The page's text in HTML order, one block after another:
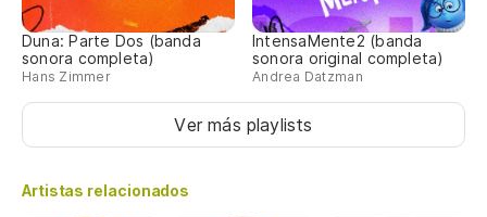
Duna: Parte Dos (banda
sonora completa)
Hans Zimmer
IntensaMente2 (banda
sonora original completa)
Andrea Datzman
Ver más playlists
Artistas relacionados